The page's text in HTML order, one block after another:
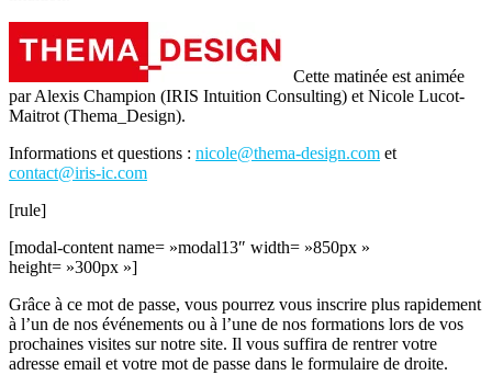
Cette matinée est animée
par Alexis Champion (IRIS Intuition Consulting) et Nicole Lucot-
Maitrot (Thema_Design).
Informations et questions : nicole@thema-design.com et
contact@iris-ic.com
[rule]
[modal-content name= »modal13″ width= »850px »
height= »300px »]
Grâce à ce mot de passe, vous pourrez vous inscrire plus rapidement
à l’un de nos événements ou à l’une de nos formations lors de vos
prochaines visites sur notre site. Il vous suffira de rentrer votre
adresse email et votre mot de passe dans le formulaire de droite.